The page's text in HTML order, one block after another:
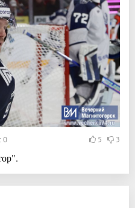
0 5 3